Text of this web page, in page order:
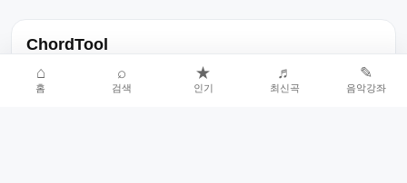
ChordTool
노래 가사, 곡 정보, 코드, 악보를 한곳에서 찾을 수 있는 음악 정보
서비스입니다.
⌂
홈
⌕
검색
★
인기
♬
최신곡
✎
음악강좌